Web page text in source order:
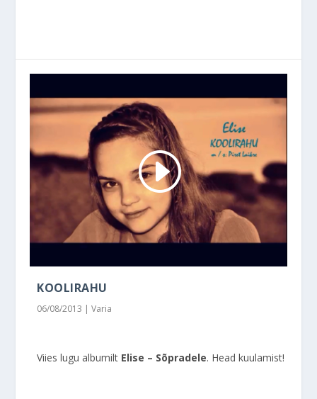
KOOLIRAHU
06/08/2013 |Varia
Viies lugu albumilt Elise – Sõpradele. Head kuulamist!